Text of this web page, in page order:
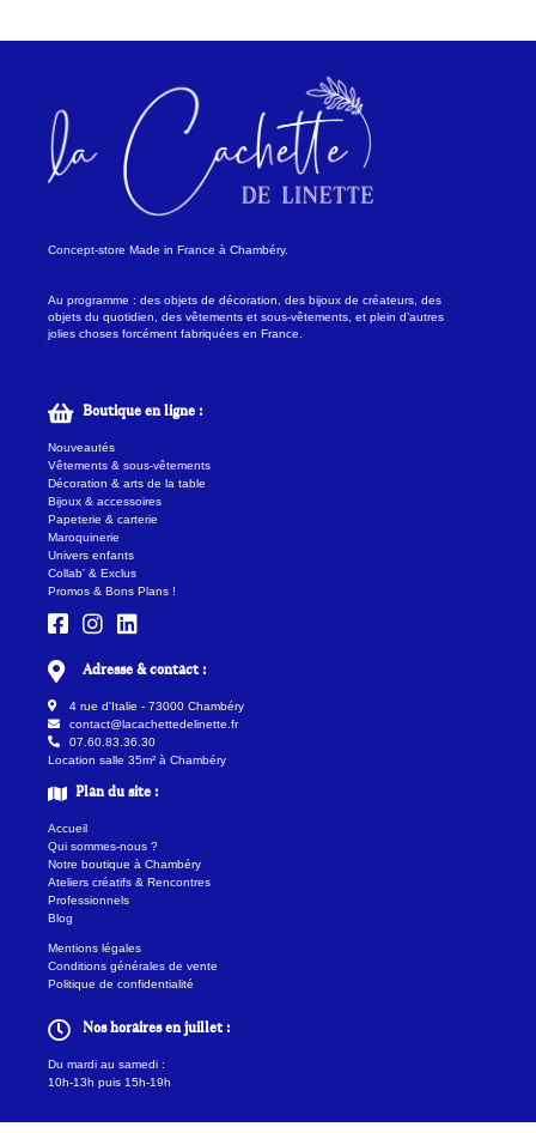
Concept-store Made in France à Chambéry.
Au programme : des objets de décoration, des bijoux de créateurs, des
objets du quotidien, des vêtements et sous-vêtements, et plein d’autres
jolies choses forcément fabriquées en France.
Boutique en ligne :
Nouveautés
Vêtements & sous-vêtements
Décoration & arts de la table
Bijoux & accessoires
Papeterie & carterie
Maroquinerie
Univers enfants
Collab' & Exclus
Promos & Bons Plans !
Adresse & contact :
4 rue d'Italie - 73000 Chambéry
contact@lacachettedelinette.fr
07.60.83.36.30
Location salle 35m² à Chambéry
Plan du site :
Accueil
Qui sommes-nous ?
Notre boutique à Chambéry
Ateliers créatifs & Rencontres
Professionnels
Blog
Mentions légales
Conditions générales de vente
Politique de confidentialité
Nos horaires en juillet :
Du mardi au samedi :
10h-13h puis 15h-19h